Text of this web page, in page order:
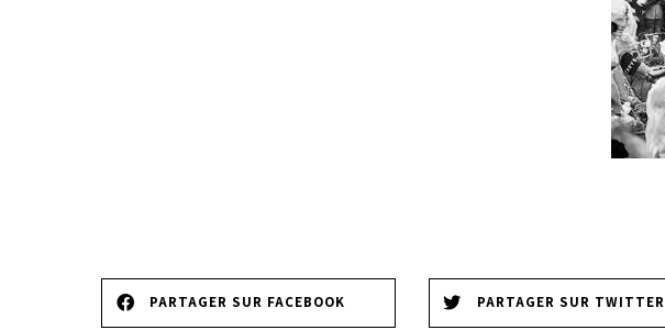
PARTAGER SUR FACEBOOK PARTAGER SUR TWITTER